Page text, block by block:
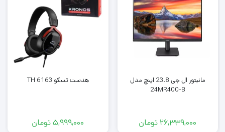
مانیتور ال جی 23.8 اینچ مدل
24MR400-B
26,339,000 تومان
هدست تسکو TH 6163
5,999,000تومان